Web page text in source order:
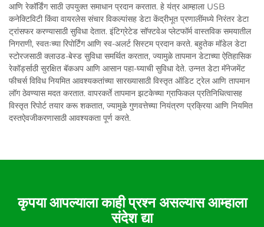
आणि रेकॉर्डिंग साठी उपयुक्त समाधान प्रदान करतात. हे यंत्र आम्हाला USB
कनेक्टिविटी किंवा वायरलेस संचार विकल्पांसह डेटा केंद्रीभूत प्रणालींमध्ये निरंतर डेटा
ट्रांसफर करण्यासाठी सुविधा देतात. इंटिग्रेटेड सॉफ्टवेअ प्लेटफॉर्म वास्तविक समयातील
निगराणी, स्वतःच्या रिपोर्टिंग आणि स्व-अलर्ट सिस्टम प्रदान करते. बहुतेक मॉडेल डेटा
स्टोरजसाठी क्लाउड-बेस्ड सुविधा समर्थित करतात, ज्यामुळे तापमान डेटाच्या ऐतिहासिक
रेकॉर्ड्साठी सुरक्षित बॅकअप आणि आसान पहा-घ्याची सुविधा देते. उन्नत डेटा मॅनेजमेंट
फीचर्स विविध नियमित आवश्यकतांच्या सारख्यासाठी विस्तृत ऑडिट ट्रेल आणि तापमान
लॉग ठेवण्यास मदत करतात. वापरकर्ते तापमान झटकेच्या ग्राफिकल प्रतिनिधित्वासह
विस्तृत रिपोर्ट तयार करू शकतात, ज्यामुळे गुणवत्तेच्या नियंत्रण प्रक्रिया आणि नियमित
दस्तऐवजीकरणासाठी आवश्यकता पूर्ण करते.
कृपया आपल्याला काही प्रश्न असल्यास आम्हाला
संदेश द्या